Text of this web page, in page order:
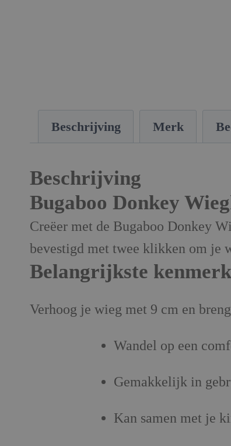
Beschrijving Merk
Beschrijving
Bugaboo Donkey
Creëer met de Bugaboo Donkey
bevestigd met twee klikken om je
Belangrijkste
Verhoog je wieg met 9 cm en
Wandel op een
Gemakkelijk in
Kan samen met je